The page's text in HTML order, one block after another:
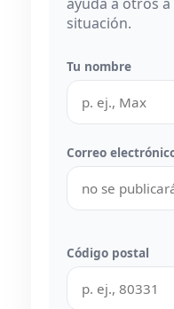
situación.
Tu nombre
Correo
Código postal